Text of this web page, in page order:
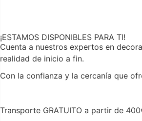
¡ESTAMOS DISPONIBLES PARA TI!
Cuenta a nuestros expertos en
realidad de inicio a fin.
Con la confianza y la cercanía que
Transporte GRATUITO a partir de